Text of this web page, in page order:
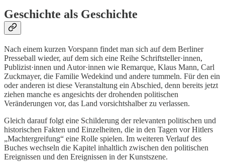
Geschichte als Geschichte
Nach einem kurzen Vorspann findet man sich auf dem Berliner
Presseball wieder, auf dem sich eine Reihe Schriftsteller·innen,
Publizist·innen und Autor·innen wie Remarque, Klaus Mann, Carl
Zuckmayer, die Familie Wedekind und andere tummeln. Für den ein
oder anderen ist diese Veranstaltung ein Abschied, denn bereits jetzt
ziehen manche es angesichts der drohenden politischen
Veränderungen vor, das Land vorsichtshalber zu verlassen.
Gleich darauf folgt eine Schilderung der relevanten politischen und
historischen Fakten und Einzelheiten, die in den Tagen vor Hitlers
„Machtergreifung“ eine Rolle spielen. Im weiteren Verlauf des
Buches wechseln die Kapitel inhaltlich zwischen den politischen
Ereignissen und den Ereignissen in der Kunstszene.